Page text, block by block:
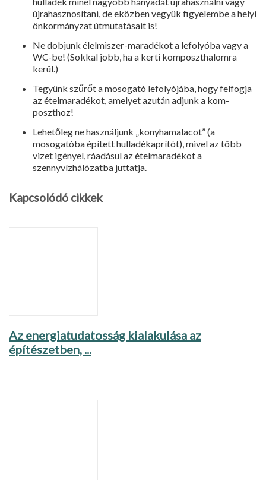
újrahasznosítani, de eközben vegyük figyelembe a helyi
önkormányzat út­mutatásait is!
Ne dobjunk élelmiszer-maradékot a lefolyóba vagy a
WC-be! (Sokkal jobb, ha a kerti komposzthalomra
kerül.)
Tegyünk szűrőt a mosogató lefo­lyójába, hogy felfogja
az ételmaradé­kot, amelyet azután adjunk a kom­
poszthoz!
Lehetőleg ne használjunk „kony­hamalacot” (a
mosogatóba épített hulladékaprítót), mivel az több
vizet igényel, ráadásul az ételmaradékot a
szennyvízhálózatba juttatja.
Kapcsolódó cikkek
Az energiatudatosság kialakulása az
építészetben, ...